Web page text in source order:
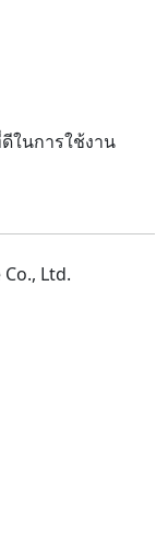
ในการใช้งาน
Ltd.